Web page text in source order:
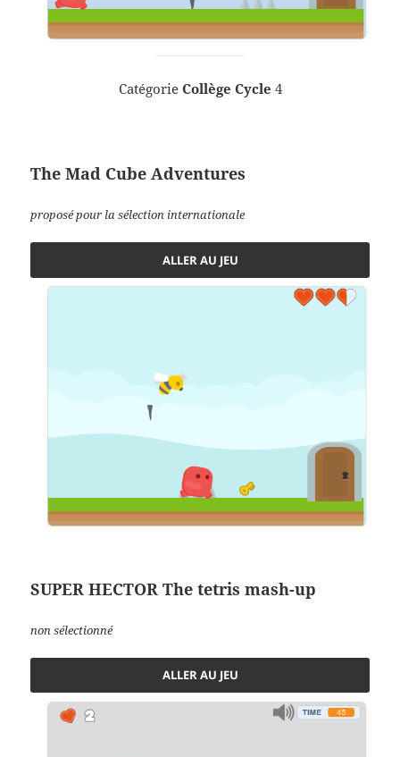
Catégorie Collège Cycle 4
The Mad Cube Adventures
proposé pour la sélection internationale
ALLER AU JEU
SUPER HECTOR The tetris mash-up
non sélectionné
ALLER AU JEU